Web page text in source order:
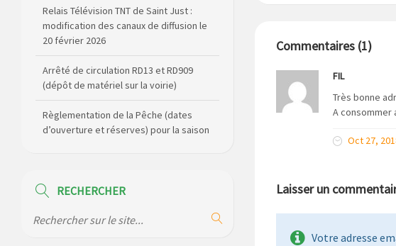
Commentaires (1)
FIL
Très bonne
A consommer
Oct 27,
Laisser un
Votre adresse
Arrêté de circulation RD13 et RD909
(dépôt de matériel sur la voirie)
Règlementation de la Pêche (dates
d’ouverture et réserves) pour la saison
Règlement communal de l’eau
la commune
RECHERCHER